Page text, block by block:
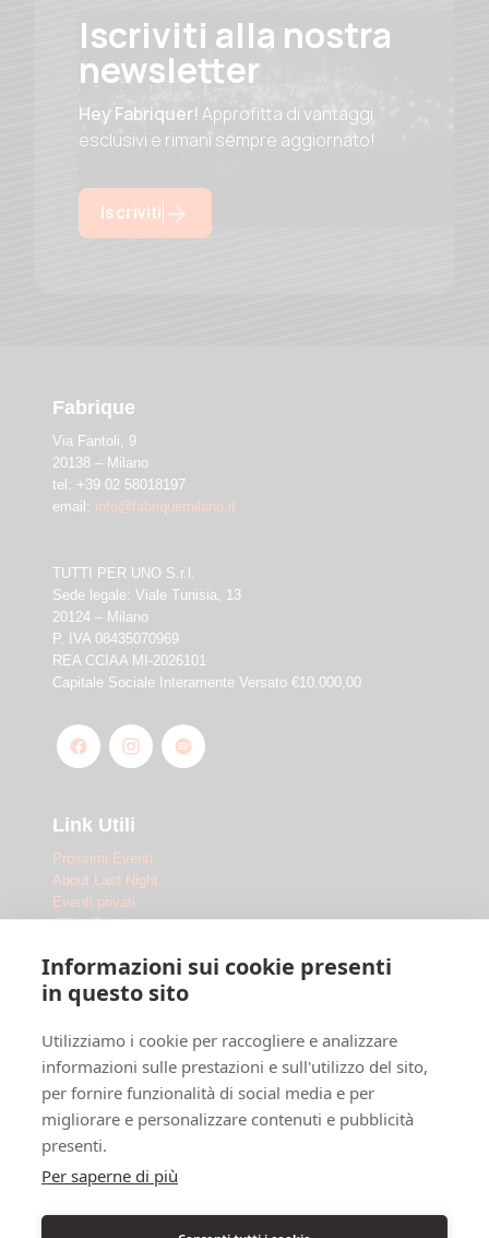
Informazioni sui cookie presenti
in questo sito
Utilizziamo i cookie per raccogliere e analizzare
informazioni sulle prestazioni e sull'utilizzo del sito,
per fornire funzionalità di social media e per
migliorare e personalizzare contenuti e pubblicità
presenti.
Per saperne di più
Iscriviti alla nostra
newsletter
Hey Fabriquer!Approfitta di vantaggi
esclusivi e rimani sempre aggiornato!
Iscriviti
Fabrique
Via Fantoli, 9
20138 – Milano
tel: +39 02 58018197
email: info@fabriquemilano.it
TUTTI PER UNO S.r.l.
Sede legale: Viale Tunisia, 13
20124 – Milano
P. IVA 08435070969
REA CCIAA MI-2026101
Capitale Sociale Interamente Versato €10.000,00
Link Utili
Prossimi Eventi
About Last Night
Eventi privati
IED x Fabrique
Le Location
Ippodromo Snai San Siro
Ippodromo Snai La Maura
Dove siamo
F.A.Q.
Cookie Policy